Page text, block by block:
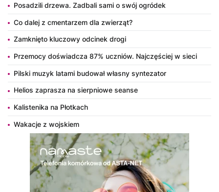
Posadzili drzewa. Zadbali sami o swój ogródek
Co dalej z cmentarzem dla zwierząt?
Zamknięto kluczowy odcinek drogi
Przemocy doświadcza 87% uczniów. Najczęściej w sieci
Pilski muzyk latami budował własny syntezator
Helios zaprasza na sierpniowe seanse
Kalistenika na Płotkach
Wakacje z wojskiem